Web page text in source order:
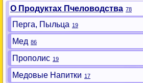
О Продуктах Пчеловодства 78
Перга, Пыльца 19
Мед 86
Прополис 19
Медовые Напитки 17